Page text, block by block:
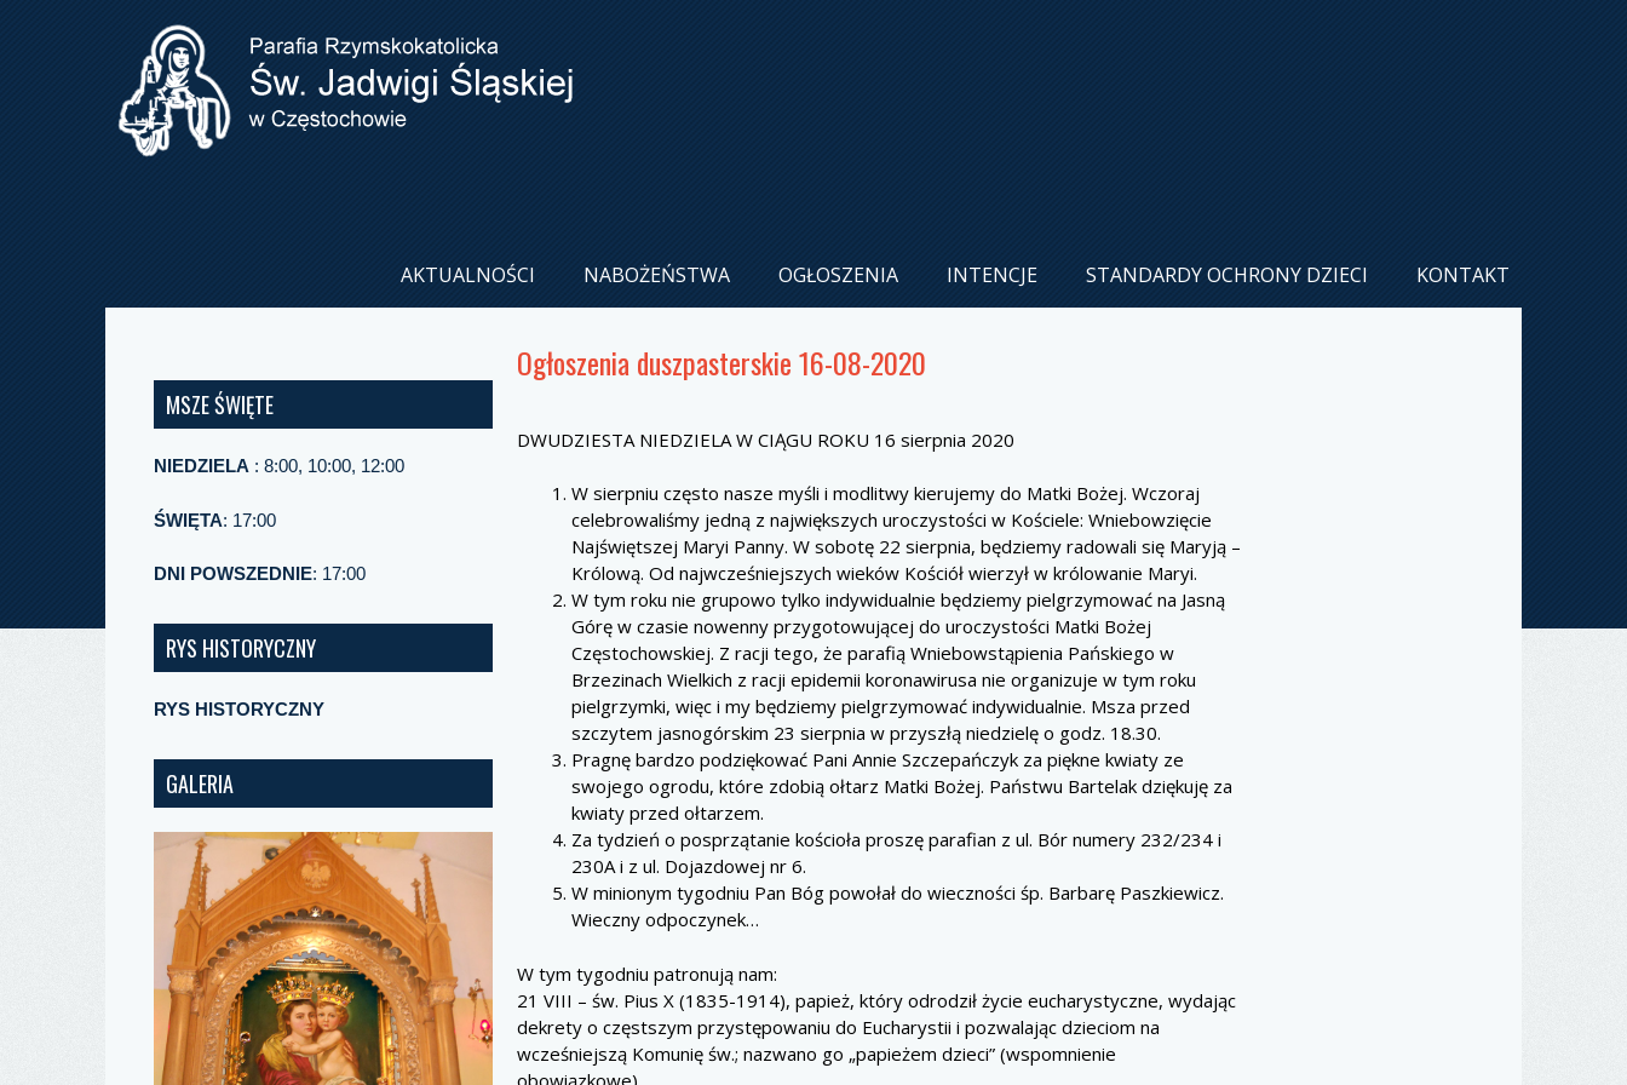
AKTUALNOŚCI NABOŻEŃSTWA OGŁOSZENIA INTENCJE STANDARDY OCHRONY DZIECI KONTAKT
MSZE ŚWIĘTE
NIEDZIELA : 8:00, 10:00, 12:00
ŚWIĘTA: 17:00
DNI POWSZEDNIE: 17:00
RYS HISTORYCZNY
RYS HISTORYCZNY
GALERIA
Ogłoszenia duszpasterskie 16-08-2020
DWUDZIESTA NIEDZIELA W CIĄGU ROKU 16 sierpnia 2020
W sierpniu często nasze myśli i modlitwy kierujemy do Matki Bożej. Wczoraj
celebrowaliśmy jedną z największych uroczystości w Kościele: Wniebowzięcie
Najświętszej Maryi Panny. W sobotę 22 sierpnia, będziemy radowali się Maryją –
Królową. Od najwcześniejszych wieków Kościół wierzył w królowanie Maryi.
W tym roku nie grupowo tylko indywidualnie będziemy pielgrzymować na Jasną
Górę w czasie nowenny przygotowującej do uroczystości Matki Bożej
Częstochowskiej. Z racji tego, że parafią Wniebowstąpienia Pańskiego w
Brzezinach Wielkich z racji epidemii koronawirusa nie organizuje w tym roku
pielgrzymki, więc i my będziemy pielgrzymować indywidualnie. Msza przed
szczytem jasnogórskim 23 sierpnia w przyszłą niedzielę o godz. 18.30.
Pragnę bardzo podziękować Pani Annie Szczepańczyk za piękne kwiaty ze
swojego ogrodu, które zdobią ołtarz Matki Bożej. Państwu Bartelak dziękuję za
kwiaty przed ołtarzem.
Za tydzień o posprzątanie kościoła proszę parafian z ul. Bór numery 232/234 i
230A i z ul. Dojazdowej nr 6.
W minionym tygodniu Pan Bóg powołał do wieczności śp. Barbarę Paszkiewicz.
Wieczny odpoczynek…
W tym tygodniu patronują nam:
21 VIII – św. Pius X (1835-1914), papież, który odrodził życie eucharystyczne, wydając
dekrety o częstszym przystępowaniu do Eucharystii i pozwalając dzieciom na
wcześniejszą Komunię św.; nazwano go „papieżem dzieci” (wspomnienie
obowiązkowe).